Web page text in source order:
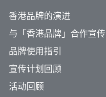
香港品牌的演进
与「香港品牌」合作宣传
品牌使用指引
宣传计划回顾
活动回顾